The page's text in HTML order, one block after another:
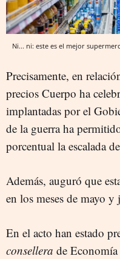
Ni... ni: este es el mejor
Precisamente, en
precios Cuerpo ha
implantadas por el
de la guerra ha
porcentual la escalada
Además, auguró que
en los meses de mayo y
En el acto han estado
consellera de